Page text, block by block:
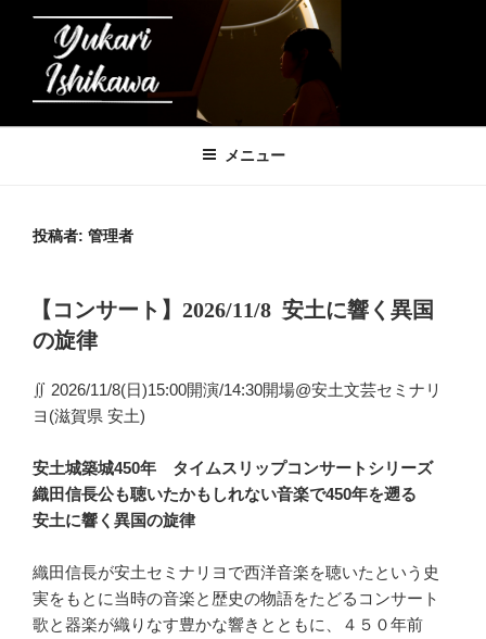
石川友香理の音楽帳
メニュー
投稿者: 管理者
日:
【コンサート】2026/11/8 安土に響く異国
の旋律
∬ 2026/11/8(日)15:00開演/14:30開場@安土文芸セミナリ
ヨ(滋賀県 安土)
安土城築城450年 タイムスリップコンサートシリーズ
織田信長公も聴いたかもしれない音楽で450年を遡る
安土に響く異国の旋律
織田信長が安土セミナリヨで西洋音楽を聴いたという史
実をもとに当時の音楽と歴史の物語をたどるコンサート
歌と器楽が織りなす豊かな響きとともに、４５０年前